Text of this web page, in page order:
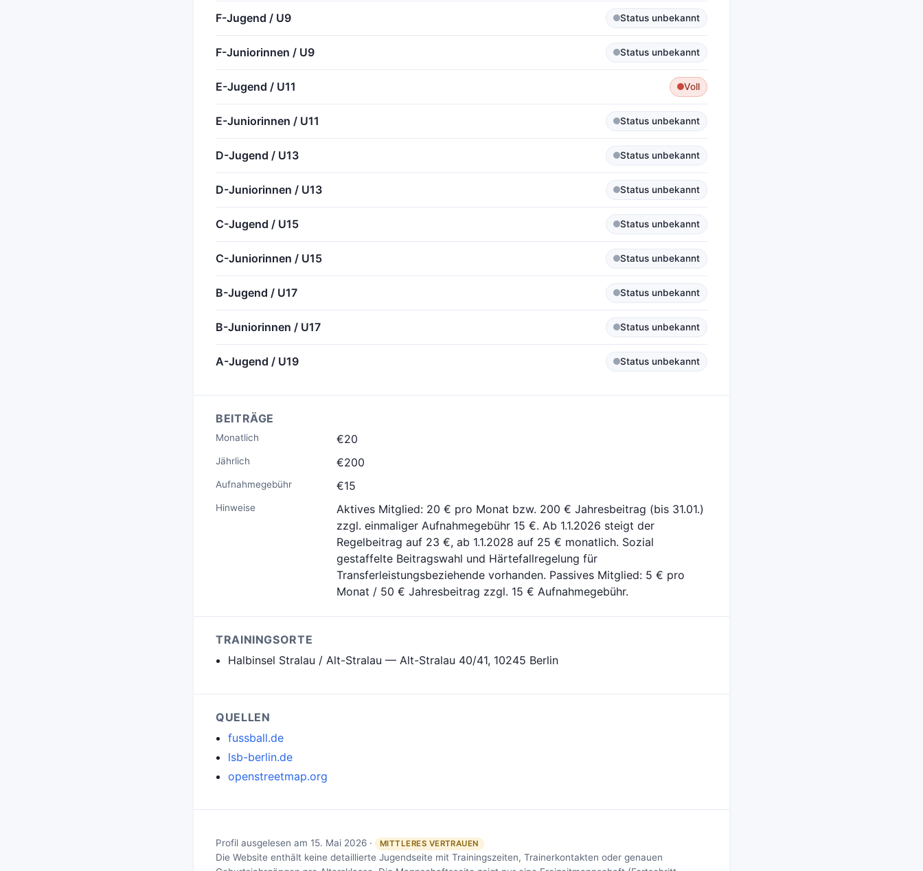
F-Jugend / U9 Status unbekannt
F-Juniorinnen / U9 Status unbekannt
E-Jugend / U11 Voll
E-Juniorinnen / U11 Status unbekannt
D-Jugend / U13 Status unbekannt
D-Juniorinnen / U13 Status unbekannt
C-Jugend / U15 Status unbekannt
C-Juniorinnen / U15 Status unbekannt
B-Jugend / U17 Status unbekannt
B-Juniorinnen / U17 Status unbekannt
A-Jugend / U19 Status unbekannt
BEITRÄGE
Monatlich €20
Jährlich €200
Aufnahmegebühr €15
Hinweise
Aktives Mitglied: 20 € pro Monat bzw. 200 € Jahresbeitrag (bis 31.01.)
zzgl. einmaliger Aufnahmegebühr 15 €. Ab 1.1.2026 steigt der
Regelbeitrag auf 23 €, ab 1.1.2028 auf 25 € monatlich. Sozial
gestaffelte Beitragswahl und Härtefallregelung für
Transferleistungsbeziehende vorhanden. Passives Mitglied: 5 € pro
Monat / 50 € Jahresbeitrag zzgl. 15 € Aufnahmegebühr.
TRAININGSORTE
Halbinsel Stralau / Alt-Stralau — Alt-Stralau 40/41, 10245 Berlin
QUELLEN
fussball.de
lsb-berlin.de
openstreetmap.org
Profil ausgelesen am 15. Mai 2026 · MITTLERES VERTRAUEN
Die Website enthält keine detaillierte Jugendseite mit Trainingszeiten, Trainerkontakten oder genauen